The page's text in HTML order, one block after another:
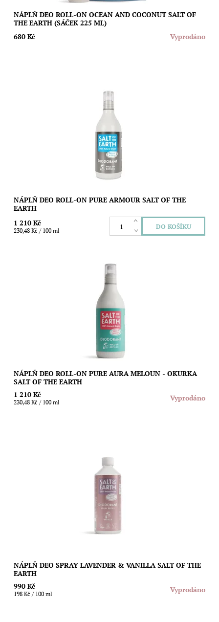
NÁPLŇ DEO ROLL-ON OCEAN AND COCONUT SALT OF
THE EARTH (SÁČEK 225 ML)
680 Kč
Vyprodáno
Ušetřete životní prostředí i svoji peněženku díky speciální
náplni s mužnou vůní vetiveru a citrusů pro novou generaci
kuličkových deodorantů Salt...
Salt of the Earth
NÁPLŇ DEO ROLL-ON PURE ARMOUR SALT OF THE
EARTH
1 210 Kč
230,48 Kč / 100 ml
Nejoblíbenější přírodní deodorant s vůní melounu a okurky v
525 ml balení, se kterým naplníte sedm 75 ml sprejů. Šetřete
Salt of the Earth
NÁPLŇ DEO ROLL-ON PURE AURA MELOUN - OKURKA
SALT OF THE EARTH
1 210 Kč
230,48 Kč / 100 ml Vyprodáno
Ušetřete životní prostředí i svoji peněženku díky speciální
náplni s neotřelou vůní levandule a vanilky pro sprejové
deodoranty Salt of The Earth....
Salt of the Earth
NÁPLŇ DEO SPRAY LAVENDER & VANILLA SALT OF THE
EARTH
990 Kč
198 Kč / 100 ml Vyprodáno